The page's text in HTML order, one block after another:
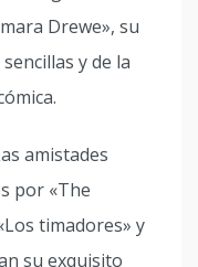
Drewe», su
y de la
amistades
por «The
timadores» y
su exquisito